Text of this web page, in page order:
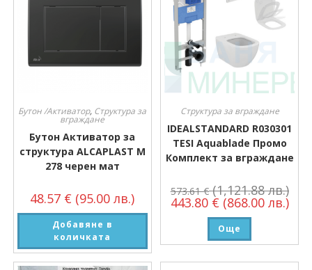
Бутон /Активатор, Структура за
вграждане
Бутон Активатор за
структура ALCAPLAST M
278 черен мат
48.57 € (95.00 лв.)
Добавяне в
количката
Структура за вграждане
IDEALSTANDARD R030301
TESI Aquablade Промо
Комплект за вграждане
573.61€ (1,121.88 лв.)
443.80 € (868.00 лв.)
Още